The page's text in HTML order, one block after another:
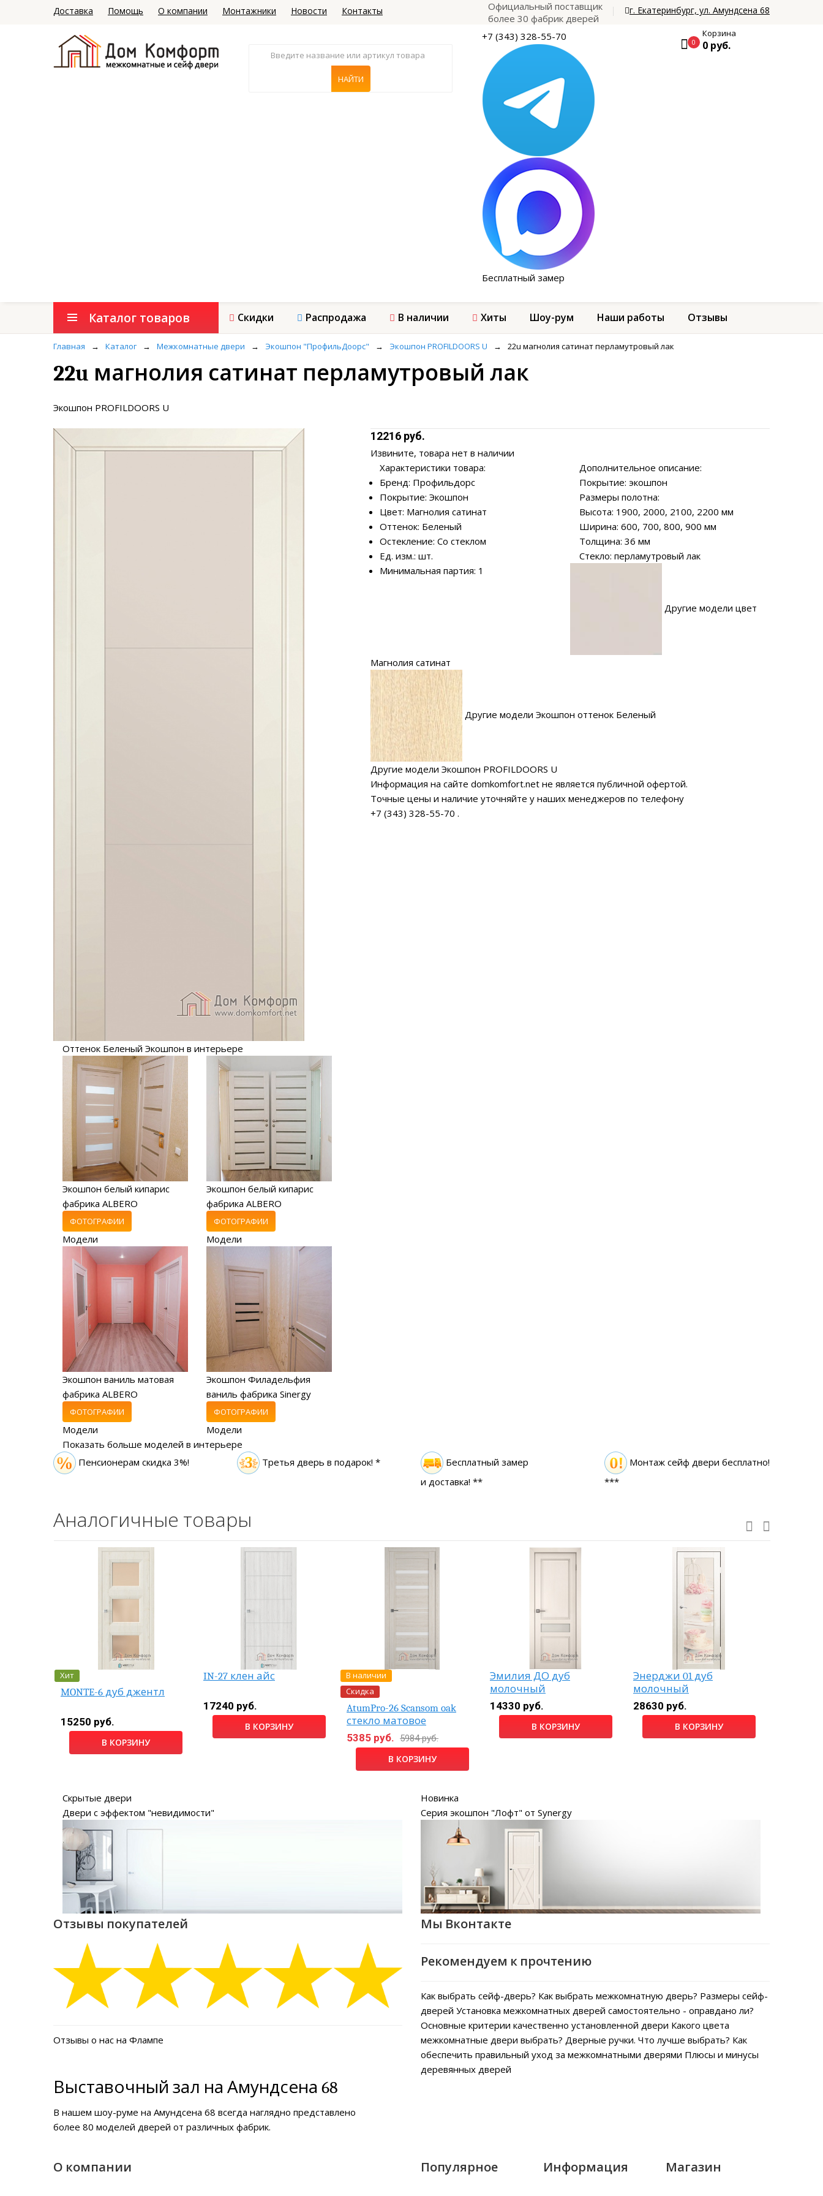
Доставка Помощь О компании Монтажники Новости Контакты
Официальный поставщик
более 30 фабрик дверей
г. Екатеринбург, ул. Амундсена 68
+7 (343) 328-55-70
Бесплатный замер
0
Корзина
0 руб.
Каталог товаров Скидки Распродажа В наличии Хиты Шоу-рум Наши работы Отзывы
Главная → Каталог → Межкомнатные двери → Экошпон "ПрофильДоорс" → Экошпон PROFILDOORS U → 22u магнолия сатинат перламутровый лак
22u магнолия сатинат перламутровый лак
Экошпон PROFILDOORS U
Оттенок Беленый Экошпон в интерьере
Экошпон белый кипарис
фабрика ALBERO
ФОТОГРАФИИ
Модели
Экошпон белый кипарис
фабрика ALBERO
ФОТОГРАФИИ
Модели
Экошпон ваниль матовая
фабрика ALBERO
ФОТОГРАФИИ
Модели
Экошпон Филадельфия
ваниль фабрика Sinergy
ФОТОГРАФИИ
Модели
Показать больше моделей в интерьере
12216 руб.
Извините, товара нет в наличии
Характеристики товара:
Бренд: Профильдорс
Покрытие: Экошпон
Цвет: Магнолия сатинат
Оттенок: Беленый
Остекление: Со стеклом
Ед. изм.: шт.
Минимальная партия: 1
Дополнительное описание:
Покрытие: экошпон
Размеры полотна:
Высота: 1900, 2000, 2100, 2200 мм
Ширина: 600, 700, 800, 900 мм
Толщина: 36 мм
Стекло: перламутровый лак
Другие модели цвет
Магнолия сатинат
Другие модели Экошпон оттенок Беленый
Другие модели Экошпон PROFILDOORS U
Информация на сайте domkomfort.net не является публичной офертой.
Точные цены и наличие уточняйте у наших менеджеров по телефону
+7 (343) 328-55-70 .
Пенсионерам скидка 3%! Третья дверь в подарок! *
Бесплатный замер
и доставка! **
Монтаж сейф двери бесплатно!
***
Аналогичные товары
Хит
MONTE-6 дуб джентл
15250 руб.
В КОРЗИНУ
IN-27 клен айс
17240 руб.
В КОРЗИНУ
В наличии
Скидка
AtumPro-26 Scansom oak
стекло матовое
5385 руб. 5984 руб.
В КОРЗИНУ
Эмилия ДО дуб
молочный
14330 руб.
В КОРЗИНУ
Энерджи 01 дуб
молочный
28630 руб.
В КОРЗИНУ
Скрытые двери
Двери с эффектом "невидимости"
Новинка
Серия экошпон "Лофт" от Synergy
Отзывы покупателей
Отзывы о нас на Флампе
Мы Вконтакте
Рекомендуем к прочтению
Как выбрать сейф-дверь? Как выбрать межкомнатную дверь? Размеры сейф-
дверей Установка межкомнатных дверей самостоятельно - оправдано ли?
Основные критерии качественно установленной двери Какого цвета
межкомнатные двери выбрать? Дверные ручки. Что лучше выбрать? Как
обеспечить правильный уход за межкомнатными дверями Плюсы и минусы
деревянных дверей
Выставочный зал на Амундсена 68
В нашем шоу-руме на Амундсена 68 всегда наглядно представлено
более 80 моделей дверей от различных фабрик.
О компании Популярное Информация Магазин